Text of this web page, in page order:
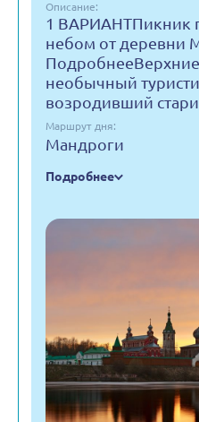
Описание:
1 ВАРИАНТПикник
небом от деревни
необычный
возродивший
Маршрут дня:
Мандроги
Подробнее